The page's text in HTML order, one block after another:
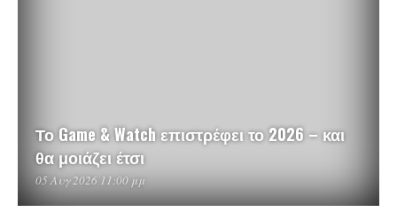
Το Game & Watch επιστρέφει το 2026 – και
θα μοιάζει έτσι
05 Αυγ 2026 11:00 μμ